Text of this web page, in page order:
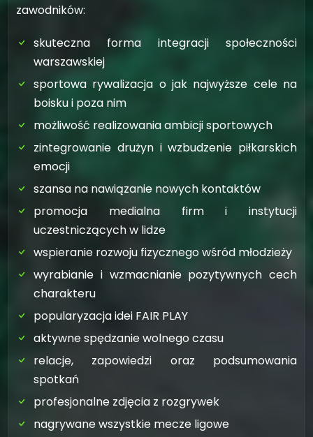
zawodników:
skuteczna forma integracji społeczności
warszawskiej
sportowa rywalizacja o jak najwyższe cele na
boisku i poza nim
możliwość realizowania ambicji sportowych
zintegrowanie drużyn i wzbudzenie piłkarskich
emocji
szansa na nawiązanie nowych kontaktów
promocja medialna firm i instytucji
uczestniczących w lidze
wspieranie rozwoju fizycznego wśród młodzieży
wyrabianie i wzmacnianie pozytywnych cech
charakteru
popularyzacja idei FAIR PLAY
aktywne spędzanie wolnego czasu
relacje, zapowiedzi oraz podsumowania
spotkań
profesjonalne zdjęcia z rozgrywek
nagrywane wszystkie mecze ligowe